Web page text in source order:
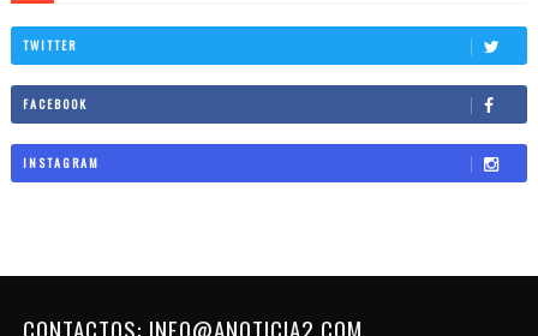
TWITTER
FACEBOOK
INSTAGRAM
CONTACTOS: INFO@ANOTICIA2.COM